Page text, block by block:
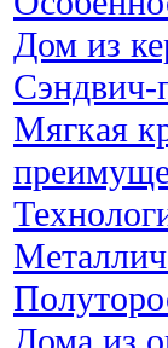
Дом из
Сэндвич-
Мягкая